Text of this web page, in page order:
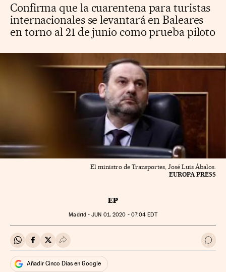
Confirma que la cuarentena para turistas
internacionales se levantará en Baleares
en torno al 21 de junio como prueba piloto
El ministro de Transportes, José Luis Ábalos.
EUROPA PRESS
EP
Madrid -JUN 01, 2020 - 07:04 EDT
Compartir en Whatsapp
Compartir en Facebook
Compartir en Twitter
Desplegar Redes Sociales Ir a
Añadir Cinco Días en Google